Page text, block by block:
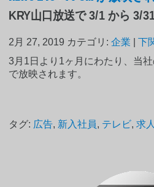
KRY山口放送で 3/1 から 3/
2月 27, 2019 カテゴリ:企業 |下
3月1日より1ヶ月にわたり、当
で放映されます。
タグ: 広告, 新入社員, テレビ,求人